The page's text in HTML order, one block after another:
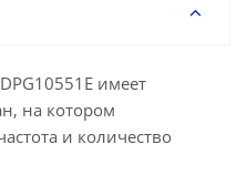
имеет
на котором
и количество